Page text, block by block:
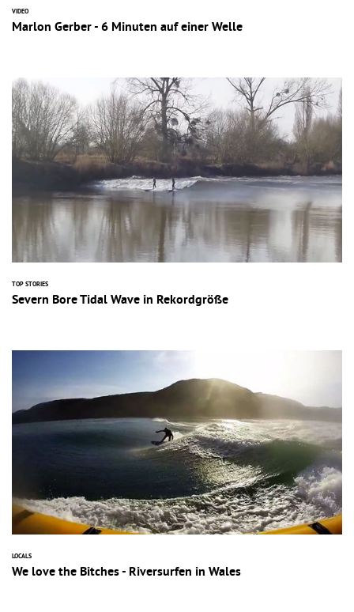
VIDEO
Marlon Gerber - 6 Minuten auf einer Welle
TOP STORIES
Severn Bore Tidal Wave in Rekordgröße
LOCALS
We love the Bitches - Riversurfen in Wales